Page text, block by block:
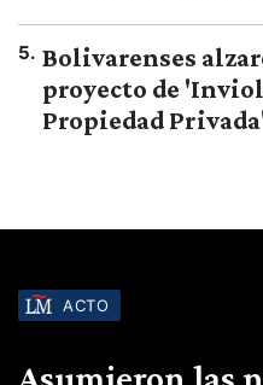
5. Bolivarenses
proyecto de
Propiedad
ACTO